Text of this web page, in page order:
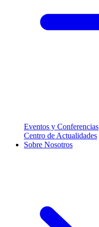
Eventos y Conferencias
Centro de Actualidades
Sobre Nosotros